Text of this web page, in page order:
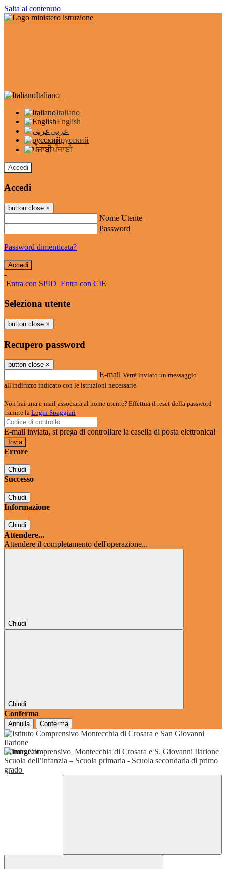
Salta al contenuto
Italiano
Italiano
English
عربى
русский
ਪੰਜਾਬੀ
Accedi
Accedi
button close ×
Nome Utente
Password
Password dimenticata?
-
Entra con SPID Entra con CIE
Seleziona utente
button close ×
Recupero password
button close ×
E-mail Verrà inviato un messaggio
all'indirizzo indicato con le istruzioni necessarie.
Non hai una e-mail associata al nome utente? Effettua il reset della password
tramite la Login Spaggiari
E-mail inviata, si prega di controllare la casella di posta elettronica!
Errore
Chiudi
Successo
Chiudi
Informazione
Chiudi
Attendere...
Attendere il completamento dell'operazione...
Chiudi
Chiudi
Conferma
Annulla Conferma
Istituto Comprensivo Montecchia di Crosara e S. Giovanni Ilarione
Scuola dell’infanzia – Scuola primaria - Scuola secondaria di primo
grado